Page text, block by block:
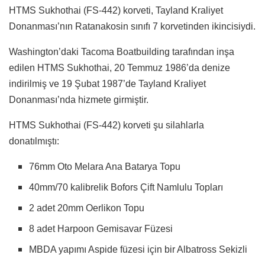
HTMS Sukhothai (FS-442) korveti, Tayland Kraliyet
Donanması’nın Ratanakosin sınıfı 7 korvetinden ikincisiydi.
Washington’daki Tacoma Boatbuilding tarafından inşa
edilen HTMS Sukhothai, 20 Temmuz 1986’da denize
indirilmiş ve 19 Şubat 1987’de Tayland Kraliyet
Donanması’nda hizmete girmiştir.
HTMS Sukhothai (FS-442) korveti şu silahlarla
donatılmıştı:
76mm Oto Melara Ana Batarya Topu
40mm/70 kalibrelik Bofors Çift Namlulu Topları
2 adet 20mm Oerlikon Topu
8 adet Harpoon Gemisavar Füzesi
MBDA yapımı Aspide füzesi için bir Albatross Sekizli